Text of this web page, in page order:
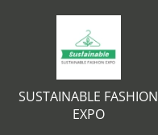
SUSTAINABLE FASHION
EXPO